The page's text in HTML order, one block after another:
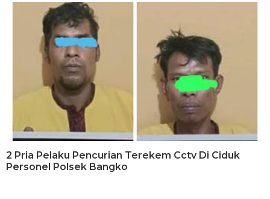
2 Pria Pelaku Pencurian Terekem Cctv Di Ciduk
Personel Polsek Bangko